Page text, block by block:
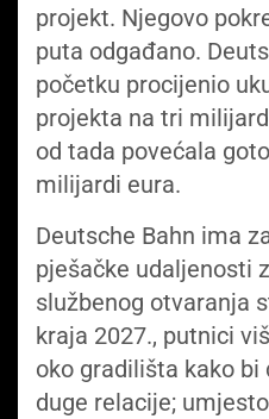
projekt. Njegovo
puta odgađano.
početku procijenio
projekta na tri
od tada povećala
milijardi eura.
Deutsche Bahn ima
pješačke udaljenosti
službenog otvaranja
kraja 2027., putnici
oko gradilišta kako bi
duge relacije;